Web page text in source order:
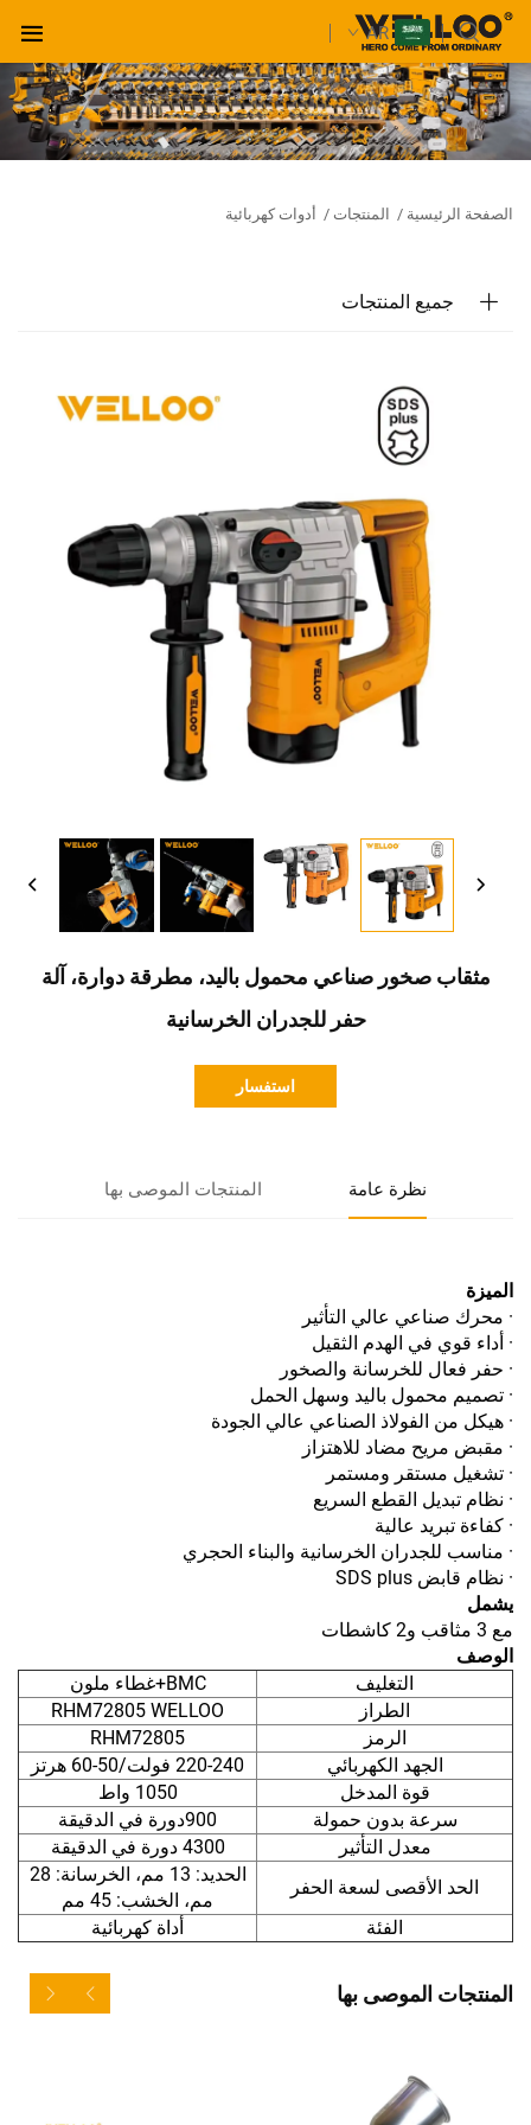
AR
الصفحة الرئيسية / المنتجات / أدوات كهربائية
جميع المنتجات
مثقاب صخور صناعي محمول باليد، مطرقة دوارة، آلة
حفر للجدران الخرسانية
استفسار
نظرة عامة المنتجات الموصى بها
الميزة
· محرك صناعي عالي التأثير
· أداء قوي في الهدم الثقيل
· حفر فعال للخرسانة والصخور
· تصميم محمول باليد وسهل الحمل
· هيكل من الفولاذ الصناعي عالي الجودة
· مقبض مريح مضاد للاهتزاز
· تشغيل مستقر ومستمر
· نظام تبديل القطع السريع
· كفاءة تبريد عالية
· مناسب للجدران الخرسانية والبناء الحجري
· نظام قابض SDS plus
يشمل
مع 3 مثاقب و2 كاشطات
الوصف
التغليف
BMC+غطاء ملون
الطراز
RHM72805 WELLOO
الرمز
RHM72805
الجهد الكهربائي
220-240 فولت/50-60 هرتز
قوة المدخل
1050 واط
سرعة بدون حمولة
900دورة في الدقيقة
معدل التأثير
4300 دورة في الدقيقة
الحد الأقصى لسعة الحفر
الحديد: 13 مم، الخرسانة: 28
مم، الخشب: 45 مم
الفئة
أداة كهربائية
المنتجات الموصى بها